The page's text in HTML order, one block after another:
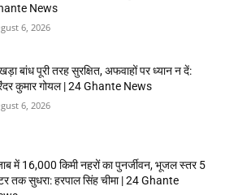
News
6, 2026
बांध पूरी तरह सुरक्षित, अफवाहों पर ध्यान न दें:
कुमार गोयल | 24 Ghante News
6, 2026
में 16,000 किमी नहरों का पुनर्जीवन, भूजल स्तर 5
तक सुधरा: हरपाल सिंह चीमा | 24 Ghante